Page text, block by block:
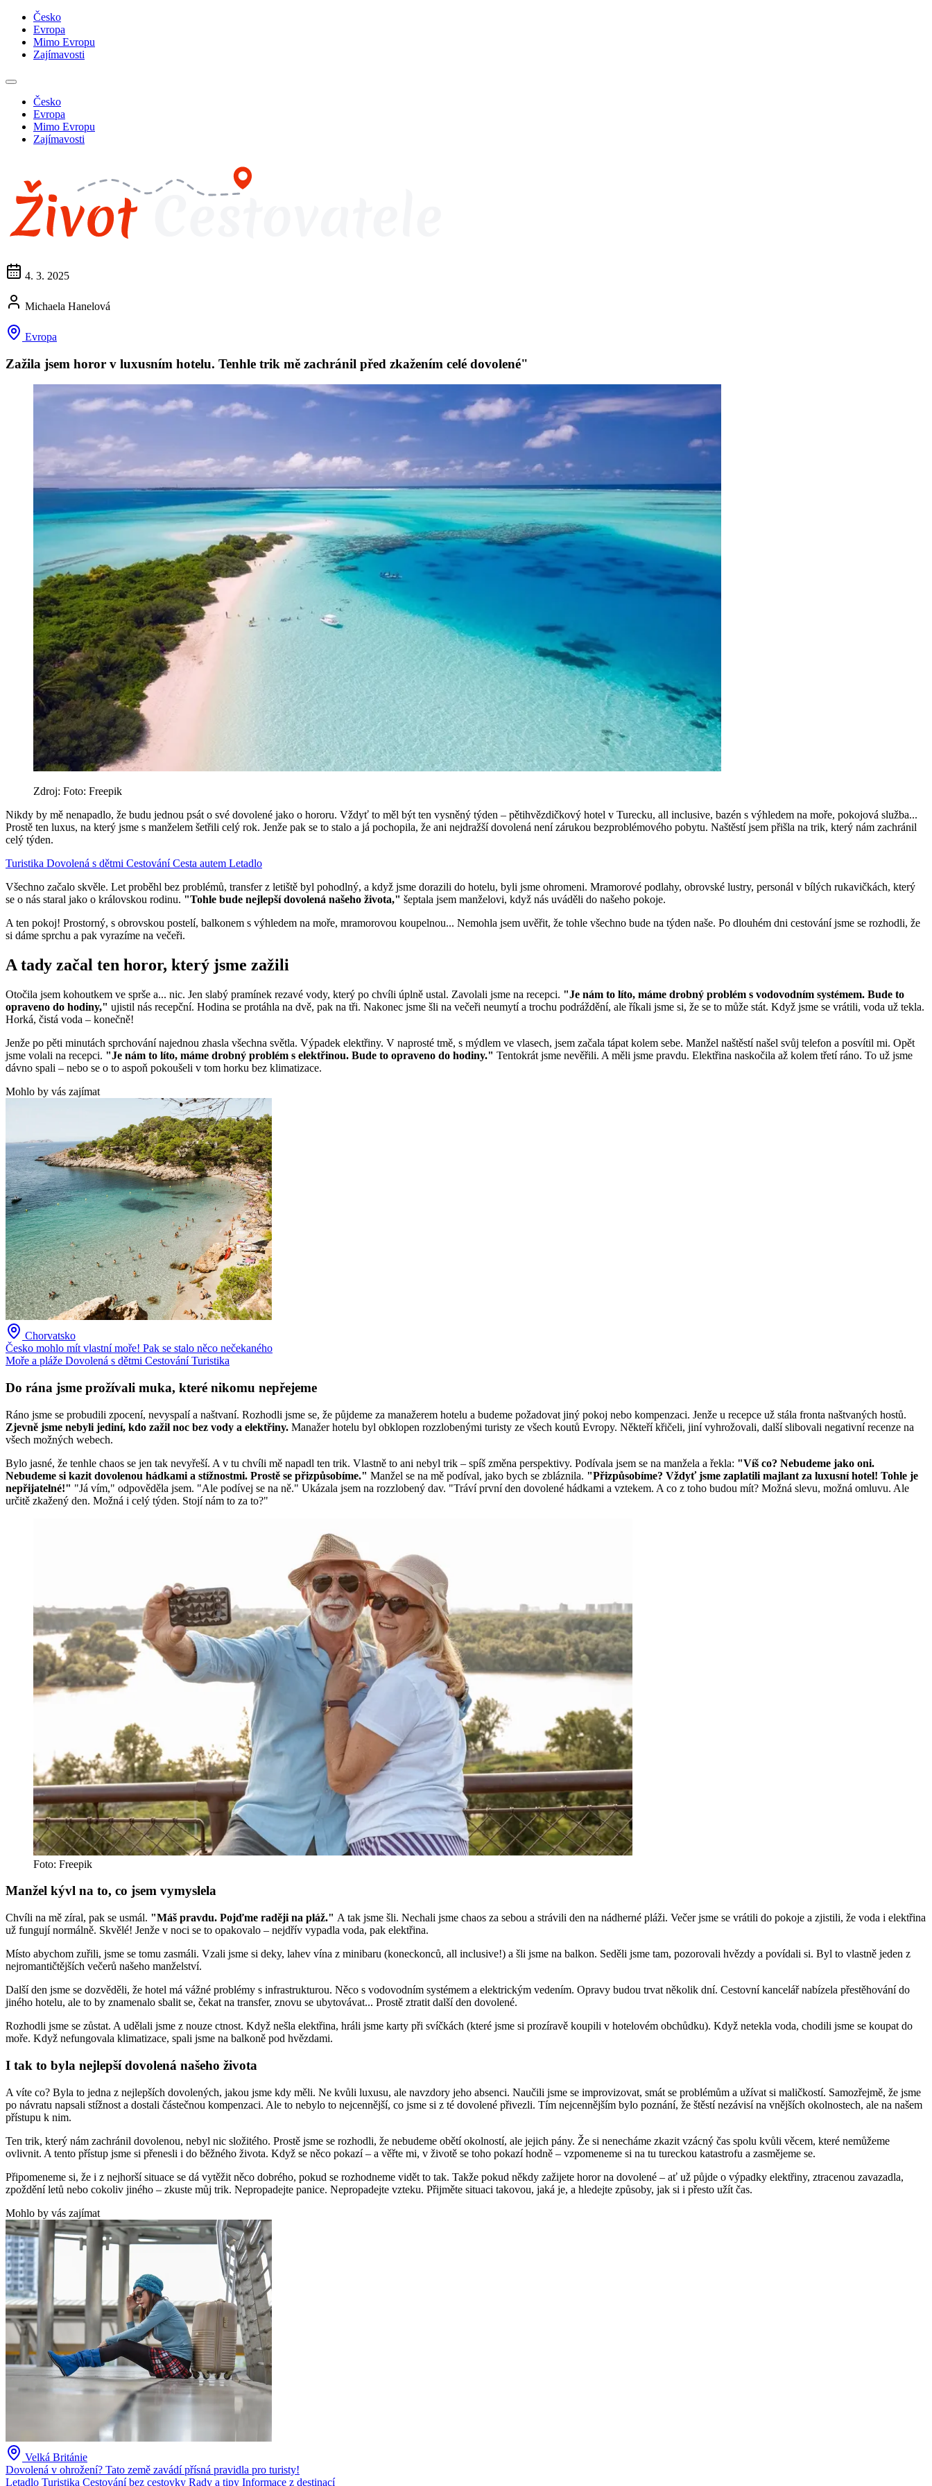
Česko
Evropa
Mimo Evropu
Zajímavosti
Česko
Evropa
Mimo Evropu
Zajímavosti
4. 3. 2025
Michaela Hanelová
Evropa
Zažila jsem horor v luxusním hotelu. Tenhle trik mě zachránil před zkažením celé dovolené"
Zdroj: Foto: Freepik
Nikdy by mě nenapadlo, že budu jednou psát o své dovolené jako o hororu. Vždyť to měl být ten vysněný týden – pětihvězdičkový hotel v Turecku, all inclusive, bazén s výhledem na moře, pokojová služba...
Prostě ten luxus, na který jsme s manželem šetřili celý rok. Jenže pak se to stalo a já pochopila, že ani nejdražší dovolená není zárukou bezproblémového pobytu. Naštěstí jsem přišla na trik, který nám zachránil
celý týden.
Turistika Dovolená s dětmi CestováníCesta autem Letadlo
Všechno začalo skvěle. Let proběhl bez problémů, transfer z letiště byl pohodlný, a když jsme dorazili do hotelu, byli jsme ohromeni. Mramorové podlahy, obrovské lustry, personál v bílých rukavičkách, který
se o nás staral jako o královskou rodinu. "Tohle bude nejlepší dovolená našeho života," šeptala jsem manželovi, když nás uváděli do našeho pokoje.
A ten pokoj! Prostorný, s obrovskou postelí, balkonem s výhledem na moře, mramorovou koupelnou... Nemohla jsem uvěřit, že tohle všechno bude na týden naše. Po dlouhém dni cestování jsme se rozhodli, že
si dáme sprchu a pak vyrazíme na večeři.
A tady začal ten horor, který jsme zažili
Otočila jsem kohoutkem ve sprše a... nic. Jen slabý pramínek rezavé vody, který po chvíli úplně ustal. Zavolali jsme na recepci. "Je nám to líto, máme drobný problém s vodovodním systémem. Bude to
opraveno do hodiny," ujistil nás recepční. Hodina se protáhla na dvě, pak na tři. Nakonec jsme šli na večeři neumytí a trochu podráždění, ale říkali jsme si, že se to může stát. Když jsme se vrátili, voda už tekla.
Horká, čistá voda – konečně!
Jenže po pěti minutách sprchování najednou zhasla všechna světla. Výpadek elektřiny. V naprosté tmě, s mýdlem ve vlasech, jsem začala tápat kolem sebe. Manžel naštěstí našel svůj telefon a posvítil mi. Opět
jsme volali na recepci. "Je nám to líto, máme drobný problém s elektřinou. Bude to opraveno do hodiny." Tentokrát jsme nevěřili. A měli jsme pravdu. Elektřina naskočila až kolem třetí ráno. To už jsme
dávno spali – nebo se o to aspoň pokoušeli v tom horku bez klimatizace.
Mohlo by vás zajímat
Chorvatsko
Česko mohlo mít vlastní moře! Pak se stalo něco nečekaného
Moře a pláže Dovolená s dětmi CestováníTuristika
Do rána jsme prožívali muka, které nikomu nepřejeme
Ráno jsme se probudili zpocení, nevyspalí a naštvaní. Rozhodli jsme se, že půjdeme za manažerem hotelu a budeme požadovat jiný pokoj nebo kompenzaci. Jenže u recepce už stála fronta naštvaných hostů.
Zjevně jsme nebyli jediní, kdo zažil noc bez vody a elektřiny. Manažer hotelu byl obklopen rozzlobenými turisty ze všech koutů Evropy. Někteří křičeli, jiní vyhrožovali, další slibovali negativní recenze na
všech možných webech.
Bylo jasné, že tenhle chaos se jen tak nevyřeší. A v tu chvíli mě napadl ten trik. Vlastně to ani nebyl trik – spíš změna perspektivy. Podívala jsem se na manžela a řekla: "Víš co? Nebudeme jako oni.
Nebudeme si kazit dovolenou hádkami a stížnostmi. Prostě se přizpůsobíme." Manžel se na mě podíval, jako bych se zbláznila. "Přizpůsobíme? Vždyť jsme zaplatili majlant za luxusní hotel! Tohle je
nepřijatelné!" "Já vím," odpověděla jsem. "Ale podívej se na ně." Ukázala jsem na rozzlobený dav. "Tráví první den dovolené hádkami a vztekem. A co z toho budou mít? Možná slevu, možná omluvu. Ale
určitě zkažený den. Možná i celý týden. Stojí nám to za to?"
Foto: Freepik
Manžel kývl na to, co jsem vymyslela
Chvíli na mě zíral, pak se usmál. "Máš pravdu. Pojďme raději na pláž." A tak jsme šli. Nechali jsme chaos za sebou a strávili den na nádherné pláži. Večer jsme se vrátili do pokoje a zjistili, že voda i elektřina
už fungují normálně. Skvělé! Jenže v noci se to opakovalo – nejdřív vypadla voda, pak elektřina.
Místo abychom zuřili, jsme se tomu zasmáli. Vzali jsme si deky, lahev vína z minibaru (koneckonců, all inclusive!) a šli jsme na balkon. Seděli jsme tam, pozorovali hvězdy a povídali si. Byl to vlastně jeden z
nejromantičtějších večerů našeho manželství.
Další den jsme se dozvěděli, že hotel má vážné problémy s infrastrukturou. Něco s vodovodním systémem a elektrickým vedením. Opravy budou trvat několik dní. Cestovní kancelář nabízela přestěhování do
jiného hotelu, ale to by znamenalo sbalit se, čekat na transfer, znovu se ubytovávat... Prostě ztratit další den dovolené.
Rozhodli jsme se zůstat. A udělali jsme z nouze ctnost. Když nešla elektřina, hráli jsme karty při svíčkách (které jsme si prozíravě koupili v hotelovém obchůdku). Když netekla voda, chodili jsme se koupat do
moře. Když nefungovala klimatizace, spali jsme na balkoně pod hvězdami.
I tak to byla nejlepší dovolená našeho života
A víte co? Byla to jedna z nejlepších dovolených, jakou jsme kdy měli. Ne kvůli luxusu, ale navzdory jeho absenci. Naučili jsme se improvizovat, smát se problémům a užívat si maličkostí. Samozřejmě, že jsme
po návratu napsali stížnost a dostali částečnou kompenzaci. Ale to nebylo to nejcennější, co jsme si z té dovolené přivezli. Tím nejcennějším bylo poznání, že štěstí nezávisí na vnějších okolnostech, ale na našem
přístupu k nim.
Ten trik, který nám zachránil dovolenou, nebyl nic složitého. Prostě jsme se rozhodli, že nebudeme obětí okolností, ale jejich pány. Že si nenecháme zkazit vzácný čas spolu kvůli věcem, které nemůžeme
ovlivnit. A tento přístup jsme si přenesli i do běžného života. Když se něco pokazí – a věřte mi, v životě se toho pokazí hodně – vzpomeneme si na tu tureckou katastrofu a zasmějeme se.
Připomeneme si, že i z nejhorší situace se dá vytěžit něco dobrého, pokud se rozhodneme vidět to tak. Takže pokud někdy zažijete horor na dovolené – ať už půjde o výpadky elektřiny, ztracenou zavazadla,
zpoždění letů nebo cokoliv jiného – zkuste můj trik. Nepropadejte panice. Nepropadejte vzteku. Přijměte situaci takovou, jaká je, a hledejte způsoby, jak si i přesto užít čas.
Mohlo by vás zajímat
Velká Británie
Dovolená v ohrožení? Tato země zavádí přísná pravidla pro turisty!
Letadlo Turistika Cestování bez cestovky Rady a tipy Informace z destinací